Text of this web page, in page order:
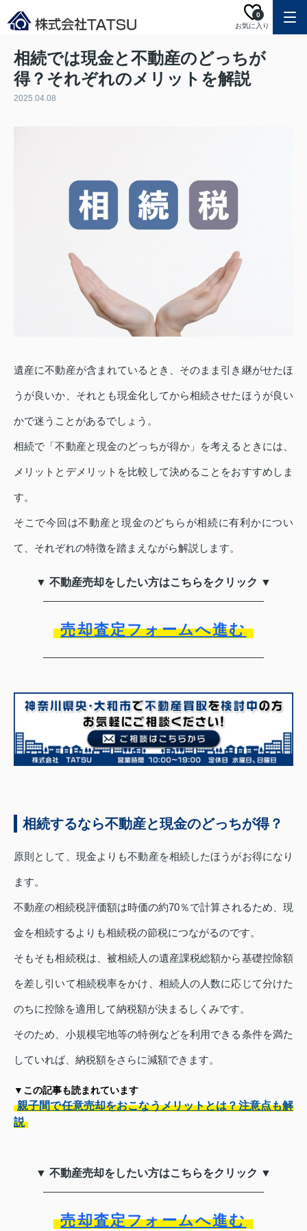
お気に入り
0
相続では現金と不動産のどっちが
得？それぞれのメリットを解説
2025.04.08
遺産に不動産が含まれているとき、そのまま引き継がせたほ
うが良いか、それとも現金化してから相続させたほうが良い
かで迷うことがあるでしょう。
相続で「不動産と現金のどっちが得か」を考えるときには、
メリットとデメリットを比較して決めることをおすすめしま
す。
そこで今回は不動産と現金のどちらが相続に有利かについ
て、それぞれの特徴を踏まえながら解説します。
▼ 不動産売却をしたい方はこちらをクリック ▼
売却査定フォームへ進む
相続するなら不動産と現金のどっちが得？
原則として、現金よりも不動産を相続したほうがお得になり
ます。
不動産の相続税評価額は時価の約70％で計算されるため、現
金を相続するよりも相続税の節税につながるのです。
そもそも相続税は、被相続人の遺産課税総額から基礎控除額
を差し引いて相続税率をかけ、相続人の人数に応じて分けた
のちに控除を適用して納税額が決まるしくみです。
そのため、小規模宅地等の特例などを利用できる条件を満た
していれば、納税額をさらに減額できます。
▼この記事も読まれています
親子間で任意売却をおこなうメリットとは？注意点も解
説
▼ 不動産売却をしたい方はこちらをクリック ▼
売却査定フォームへ進む